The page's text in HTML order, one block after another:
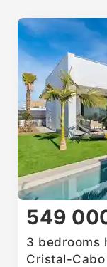
549
3 bedrooms
Cristal-